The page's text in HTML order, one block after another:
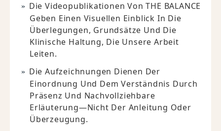
Die Videopublikationen Von THE BALANCE
Geben Einen Visuellen Einblick In Die
Überlegungen, Grundsätze Und Die
Klinische Haltung, Die Unsere Arbeit
Leiten.
Die Aufzeichnungen Dienen Der
Einordnung Und Dem Verständnis Durch
Präsenz Und Nachvollziehbare
Erläuterung—Nicht Der Anleitung Oder
Überzeugung.